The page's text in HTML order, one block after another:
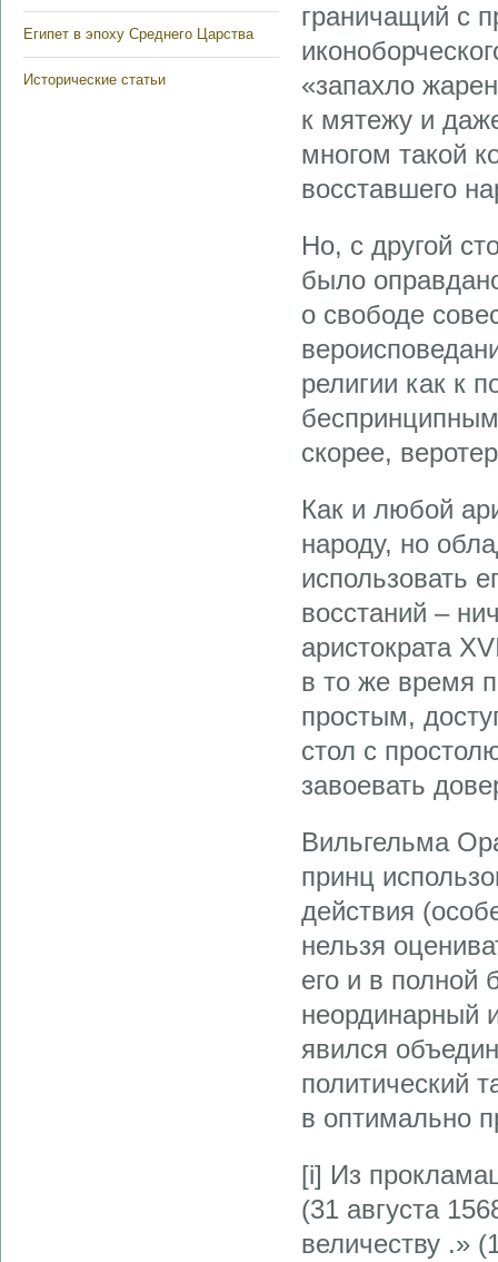
Египет в эпоху Среднего Царства
Исторические статьи
граничащий с
«запахло
к мятежу и
многом такой
восставшего
Но, с другой
было
о свободе
религии как к
скорее,
Как и любой
народу, но
использовать
восстаний –
аристократа
в то же время
простым,
стол с
завоевать
Вильгельма
принц
действия
нельзя
его и в полной
неординарный
явился
политический
в оптимально
[i] Из
(31 августа
величеству .»